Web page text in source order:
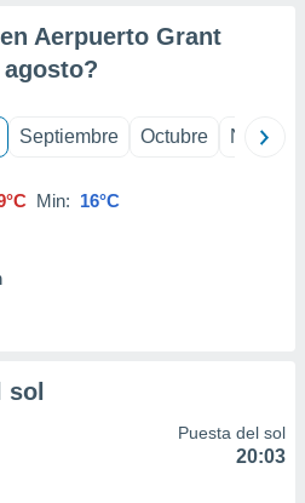
Aerpuerto Grant
agosto?
Septiembre Octubre
Min: 16°C
sol
Puesta del sol
20:03